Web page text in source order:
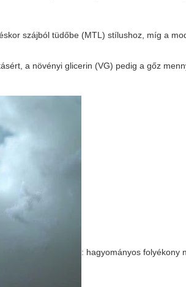
szájból tüdőbe (MTL) stílushoz, míg a
a növényi glicerin (VG) pedig a gőz
: hagyományos folyékony